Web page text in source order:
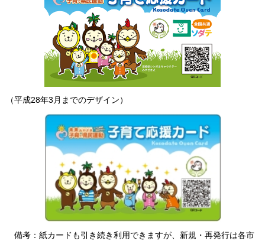
（平成28年3月までのデザイン）
備考： 紙カードも引き続き利用できますが、新規・再発行は各市